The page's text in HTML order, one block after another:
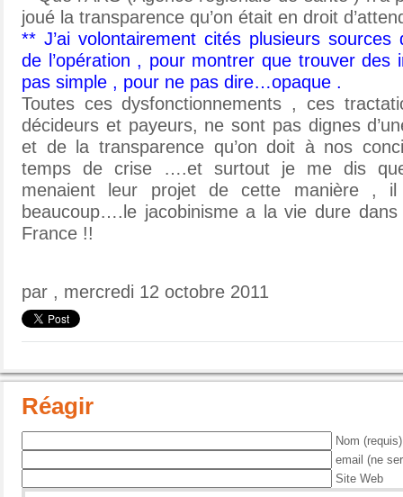
joué la transparence qu’on était en droit
** J’ai volontairement cités plusieurs
de l’opération , pour montrer que trouver des
pas simple , pour ne pas dire…opaque .
Toutes ces dysfonctionnements , ces
décideurs et payeurs, ne sont pas dignes
et de la transparence qu’on doit à nos
temps de crise ….et surtout je me dis
menaient leur projet de cette manière , il
beaucoup….le jacobinisme a la vie dure
France !!
par , mercredi 12 octobre 2011
Réagir
Nom (requis)
email (ne
Site Web